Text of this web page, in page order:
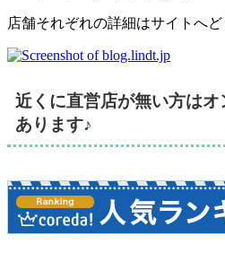
店舗それぞれの詳細はサイトへ
近くに直営店が無い方は
あります♪